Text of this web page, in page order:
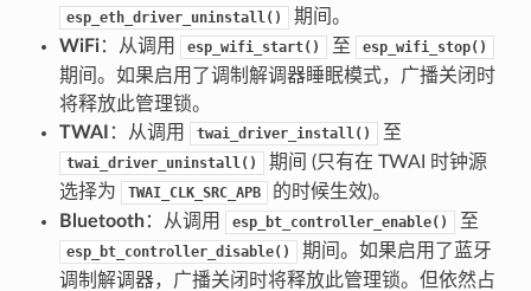
esp_eth_driver_uninstall()
期间。
WiFi：从调用 esp_wifi_start() 至 esp_wifi_stop()
期间。如果启用了调制解调器睡眠模式，广播关闭时
将释放此管理锁。
TWAI ：从调用 twai_driver_install() 至
twai_driver_uninstall()
期间 (只有在 TWAI 时钟源
选择为
TWAI_CLK_SRC_APB
的时候生效)。
Bluetooth：从调用 esp_bt_controller_enable() 至
esp_bt_controller_disable()
期间。如果启用了蓝牙
调制解调器，广播关闭时将释放此管理锁。但依然占